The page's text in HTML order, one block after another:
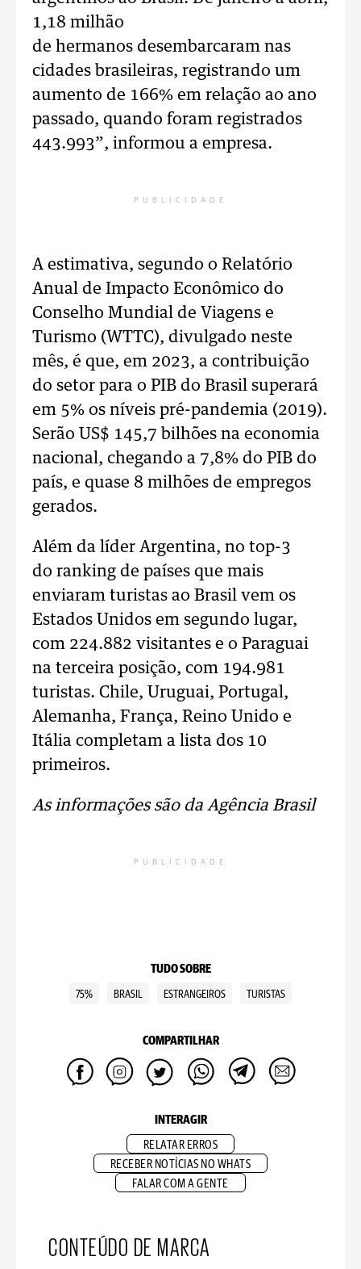
1,18 milhão
de hermanos desembarcaram nas
cidades brasileiras, registrando um
aumento de 166% em relação ao ano
passado, quando foram registrados
443.993”, informou a empresa.
PUBLICIDADE
A estimativa, segundo o Relatório
Anual de Impacto Econômico do
Conselho Mundial de Viagens e
Turismo (WTTC), divulgado neste
mês, é que, em 2023, a contribuição
do setor para o PIB do Brasil superará
em 5% os níveis pré-pandemia (2019).
Serão US$ 145,7 bilhões na economia
nacional, chegando a 7,8% do PIB do
país, e quase 8 milhões de empregos
gerados.
Além da líder Argentina, no top-3
do ranking de países que mais
enviaram turistas ao Brasil vem os
Estados Unidos em segundo lugar,
com 224.882 visitantes e o Paraguai
na terceira posição, com 194.981
turistas. Chile, Uruguai, Portugal,
Alemanha, França, Reino Unido e
Itália completam a lista dos 10
primeiros.
As informações são da Agência Brasil
PUBLICIDADE
TUDO SOBRE
75% BRASIL ESTRANGEIROS TURISTAS
COMPARTILHAR
INTERAGIR
RELATAR ERROS
RECEBER NOTÍCIAS NO WHATS
FALAR COM A GENTE
CONTEÚDO DE MARCA